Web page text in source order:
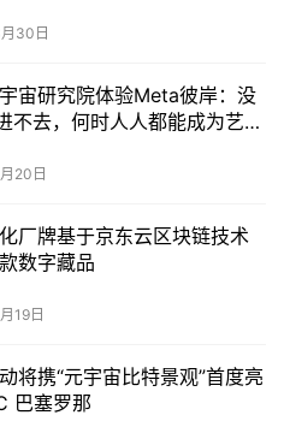
30日
宙研究院体验Meta彼岸：没
不去，何时人人都能成为艺术
20日
厂牌基于京东云区块链技术
数字藏品
19日
将携“元宇宙比特景观”首度亮
巴塞罗那